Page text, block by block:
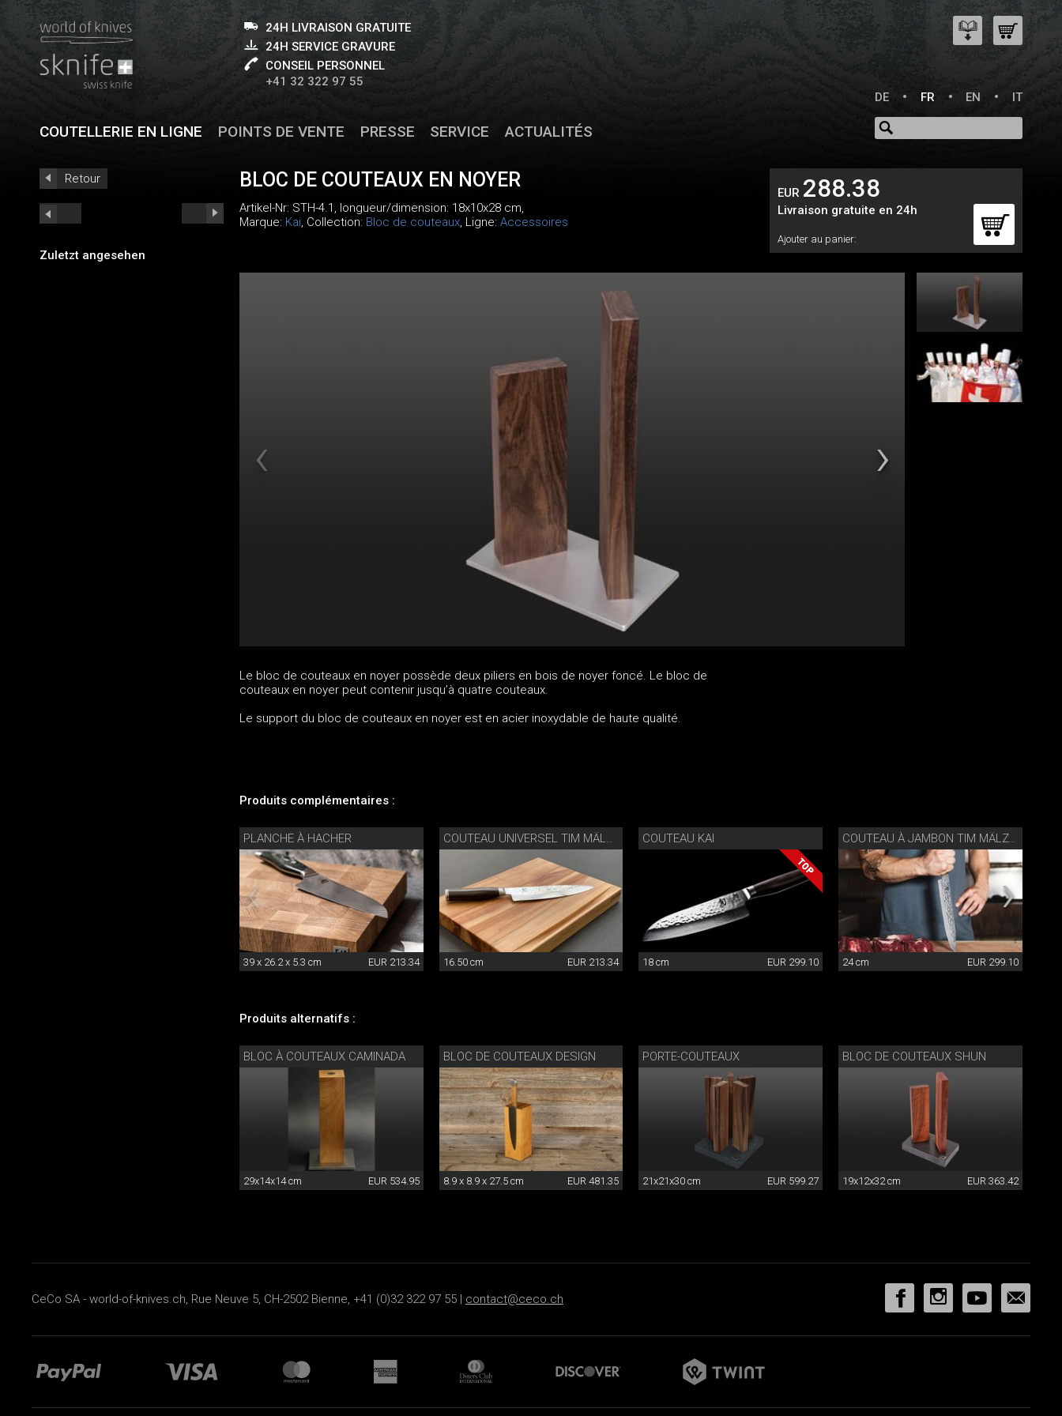
24H LIVRAISON GRATUITE
24H SERVICE GRAVURE
CONSEIL PERSONNEL
+41 32 322 97 55
DE
FR EN IT
COUTELLERIE EN LIGNE POINTS DE VENTE PRESSE SERVICE ACTUALITÉS
Retour
Zuletzt angesehen
BLOC DE COUTEAUX EN NOYER
Artikel-Nr: STH-4.1 , longueur/dimension: 18x10x28 cm,
Marque: Kai, Collection: Bloc de couteaux, Ligne: Accessoires
EUR 288.38
Livraison gratuite en 24h
Ajouter au panier:
Le bloc de couteaux en noyer possède deux piliers en bois de noyer foncé. Le bloc de
couteaux en noyer peut contenir jusqu’à quatre couteaux.
Le support du bloc de couteaux en noyer est en acier inoxydable de haute qualité.
Produits complémentaires :
PLANCHE À HACHER
39 x 26.2 x 5.3 cm EUR 213.34 16.50 cm EUR 213.34
COUTEAU KAI
18 cm EUR 299.10 24 cm EUR 299.10
Produits alternatifs :
BLOC À COUTEAUX CAMINADA
29x14x14 cm EUR 534.95
BLOC DE COUTEAUX DESIGN
8.9 x 8.9 x 27.5 cm EUR 481.35
PORTE-COUTEAUX
21x21x30 cm EUR 599.27
BLOC DE COUTEAUX SHUN
19x12x32 cm EUR 363.42
CeCo SA - world-of-knives.ch, Rue Neuve 5, CH-2502 Bienne, +41 (0)32 322 97 55 | contact@ceco.ch